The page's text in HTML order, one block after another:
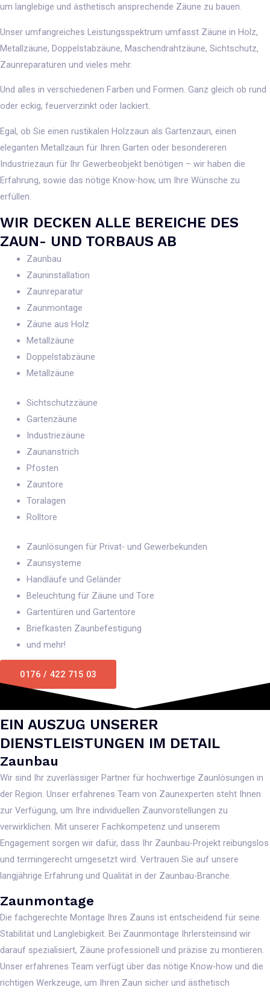
um langlebige und ästhetisch ansprechende Zäune zu bauen.
Unser umfangreiches Leistungsspektrum umfasst Zäune in Holz,
Metallzäune, Doppelstabzäune, Maschendrahtzäune, Sichtschutz,
Zaunreparaturen und vieles mehr.
Und alles in verschiedenen Farben und Formen. Ganz gleich ob rund
oder eckig, feuerverzinkt oder lackiert.
Egal, ob Sie einen rustikalen Holzzaun als Gartenzaun, einen
eleganten Metallzaun für Ihren Garten oder besondereren
Industriezaun für Ihr Gewerbeobjekt benötigen – wir haben die
Erfahrung, sowie das nötige Know-how, um Ihre Wünsche zu
erfüllen.
WIR DECKEN ALLE BEREICHE DES
ZAUN- UND TORBAUS AB
Zaunbau
Zauninstallation
Zaunreparatur
Zaunmontage
Zäune aus Holz
Metallzäune
Doppelstabzäune
Metallzäune
Sichtschutzzäune
Gartenzäune
Industriezäune
Zaunanstrich
Pfosten
Zauntore
Toralagen
Rolltore
Zaunlösungen für Privat- und Gewerbekunden
Zaunsysteme
Handläufe und Geländer
Beleuchtung für Zäune und Tore
Gartentüren und Gartentore
Briefkasten Zaunbefestigung
und mehr!
0176 / 422 715 03
EIN AUSZUG UNSERER
DIENSTLEISTUNGEN IM DETAIL
Zaunbau
Wir sind Ihr zuverlässiger Partner für hochwertige Zaunlösungen in
der Region. Unser erfahrenes Team von Zaunexperten steht Ihnen
zur Verfügung, um Ihre individuellen Zaunvorstellungen zu
verwirklichen. Mit unserer Fachkompetenz und unserem
Engagement sorgen wir dafür, dass Ihr Zaunbau-Projekt reibungslos
und termingerecht umgesetzt wird. Vertrauen Sie auf unsere
langjährige Erfahrung und Qualität in der Zaunbau-Branche.
Zaunmontage
Die fachgerechte Montage Ihres Zauns ist entscheidend für seine
Stabilität und Langlebigkeit. Bei Zaunmontage Ihrlersteinsind wir
darauf spezialisiert, Zäune professionell und präzise zu montieren.
Unser erfahrenes Team verfügt über das nötige Know-how und die
richtigen Werkzeuge, um Ihren Zaun sicher und ästhetisch